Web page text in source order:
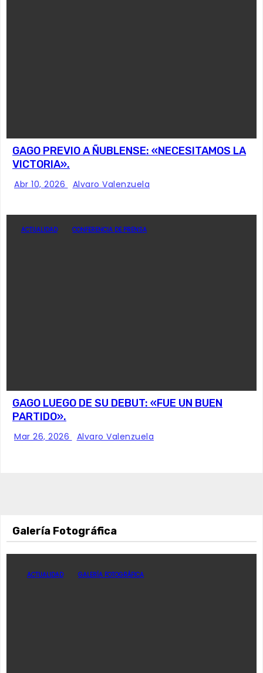
GAGO PREVIO A ÑUBLENSE: «NECESITAMOS LA
VICTORIA».
Abr 10, 2026 Alvaro Valenzuela
ACTUALIDAD CONFERENCIA DE PRENSA
GAGO LUEGO DE SU DEBUT: «FUE UN BUEN
PARTIDO».
Mar 26, 2026 Alvaro Valenzuela
Galería Fotográfica
ACTUALIDAD GALERÍA FOTOGRÁFICA